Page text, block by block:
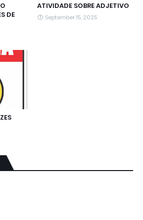
DE
ATIVIDADE SOBRE ADJETIVO
September 15, 2025